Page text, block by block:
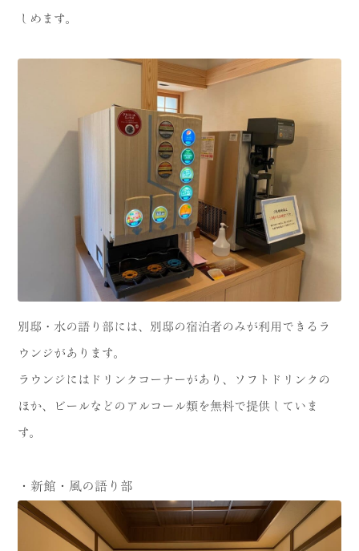
しめます。
別邸・水の語り部には、別邸の宿泊者のみが利用できるラ
ウンジがあります。
ラウンジにはドリンクコーナーがあり、ソフトドリンクの
ほか、ビールなどのアルコール類を無料で提供していま
す。
・新館・風の語り部